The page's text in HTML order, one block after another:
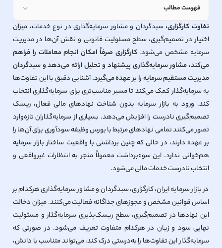
فهرست مطالب
تفاوت کارگزاری،سبدگردان و مشاور سرمایه‌گذاری در نوع خدمات، میزان
اختیار در تصمیم‌گیری، سطح مسئولیت قانونی و نقش آن‌ها در مدیریت
سرمایه مشخص می‌شود. کارگزاری صرفاً امکان انجام معاملات را فراهم
می‌کند، مشاور سرمایه‌گذاری پیشنهاد و تحلیل ارائه می‌دهد و سبدگردان
مدیریت مستقیم سرمایه را بر عهده می‌گیرد.آشنایی دقیق با این تفاوت‌ها
به سرمایه‌گذار کمک می‌کند تا مسیر مناسب‌تری برای سرمایه‌گذاری انتخاب
کند. ورود به بازار سرمایه بدون شناخت نهادهای مالی فعال، ریسک
تصمیم‌گیری نادرست را افزایش می‌دهد. بسیاری از سرمایه‌گذاران تازه‌وارد
تصور می‌کنند تمامی نهادهای مرتبط با بورس وظیفه سودآوری برای آن‌ها را
بر عهده دارند، در حالی که چنین برداشتی با واقعیت ساختار بازار سرمایه
هم‌خوانی ندارد. این سوءبرداشت معمولاً منجر به انتظارات غیرواقعی و
انتخاب نادرست خدمات مالی می‌شود.
در بازار سرمایه ایران، کارگزاری، سبدگردان و مشاور سرمایه‌گذاری هرکدام بر
اساس قوانین مشخص و مجوزهای جداگانه فعالیت می‌کنند. میزان دخالت
این نهادها در تصمیم‌گیری، سطح ریسک‌پذیری سرمایه‌گذار و مسئولیت
نهایی سود و زیان در هرکدام متفاوت تعریف می‌شود. در صورتی که
سرمایه‌گذار این تفاوت‌ها را به‌درستی درک کند، می‌تواند متناسب با دانش،